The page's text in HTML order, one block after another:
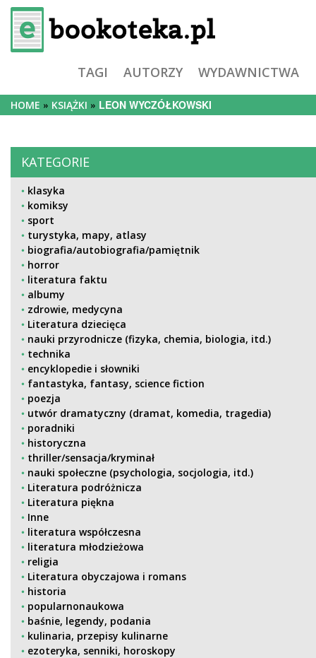
TAGI AUTORZY WYDAWNICTWA
HOME KSIĄŻKI LEON WYCZÓŁKOWSKI
KATEGORIE
klasyka
komiksy
sport
turystyka, mapy, atlasy
biografia/autobiografia/pamiętnik
horror
literatura faktu
albumy
zdrowie, medycyna
Literatura dziecięca
nauki przyrodnicze (fizyka, chemia, biologia, itd.)
technika
encyklopedie i słowniki
fantastyka, fantasy, science fiction
poezja
utwór dramatyczny (dramat, komedia, tragedia)
poradniki
historyczna
thriller/sensacja/kryminał
nauki społeczne (psychologia, socjologia, itd.)
Literatura podróżnicza
Literatura piękna
Inne
literatura współczesna
literatura młodzieżowa
religia
Literatura obyczajowa i romans
historia
popularnonaukowa
baśnie, legendy, podania
kulinaria, przepisy kulinarne
ezoteryka, senniki, horoskopy